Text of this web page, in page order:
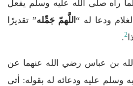
رآه صلى الله عليه وسلم يفعل
ودعا له “ اللَّهمّ جَمِّله” تقديرًا
2
.
الله بن عباس رضي الله عنهما عن
وسلم عليه ودعائه له بقوله: أتى